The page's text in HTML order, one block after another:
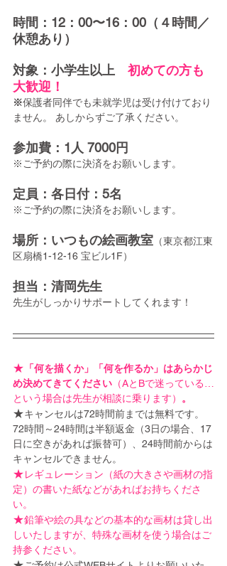
時間：12：00〜16：00（４時間／
休憩あり）
対象：小学生以上 初めての方も
大歓迎！
※保護者同伴でも未就学児は受け付けており
ません。 あしからずご了承ください。
参加費：1人 7000円
※ご予約の際に決済をお願いします。
定員：各日付：5名
※ご予約の際に決済をお願いします。
場所：いつもの絵画教室 （東京都江東
区扇橋1-12-16 宝ビル1F）
担当：清岡先生
先生がしっかりサポートしてくれます！
★ 「何を描くか」「何を作るか」はあらかじ
め決めてきてください （AとBで迷っている…
という場合は先生が相談に乗ります） 。
★キャンセルは72時間前までは無料です。
72時間～24時間は半額返金（3日の場合、17
日に空きがあれば振替可）、24時間前からは
キャンセルできません。
★レギュレーション（紙の大きさや画材の指
定）の書いた紙などがあればお持ちくださ
い。
★鉛筆や絵の具などの基本的な画材は貸し出
しいたしますが、特殊な画材を使う場合はご
持参ください。